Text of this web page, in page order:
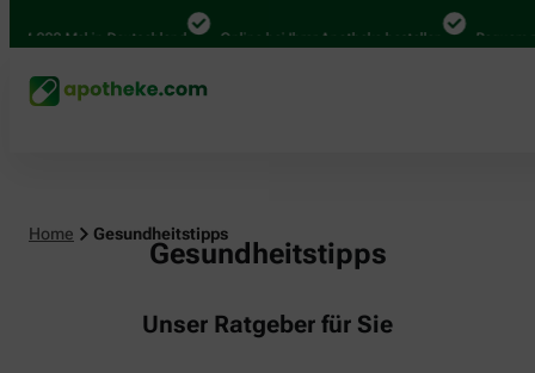
Mal in Deutschland Online bei Ihrer Apotheke bestellen Bequem
Home Gesundheitstipps
Gesundheitstipps
Unser Ratgeber für Sie